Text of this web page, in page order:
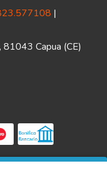
|
81043 Capua (CE)